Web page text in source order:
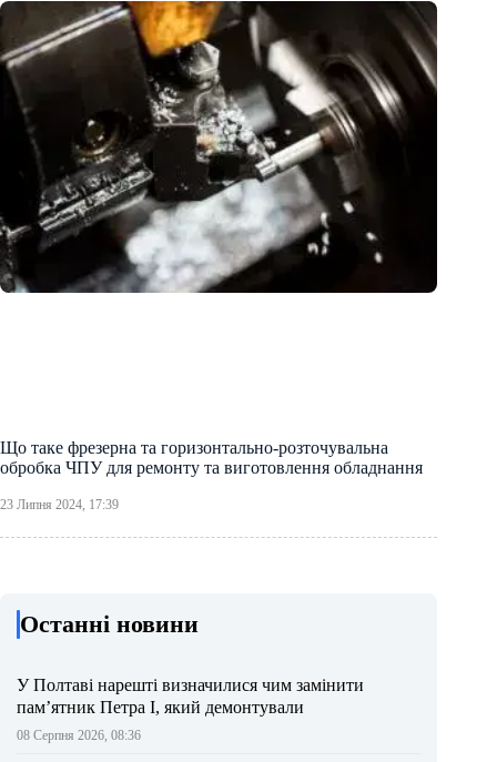
Що таке фрезерна та горизонтально-розточувальна
обробка ЧПУ для ремонту та виготовлення обладнання
23 Липня 2024, 17:39
Останні новини
У Полтаві нарешті визначилися чим замінити
пам’ятник Петра І, який демонтували
08 Серпня 2026, 08:36